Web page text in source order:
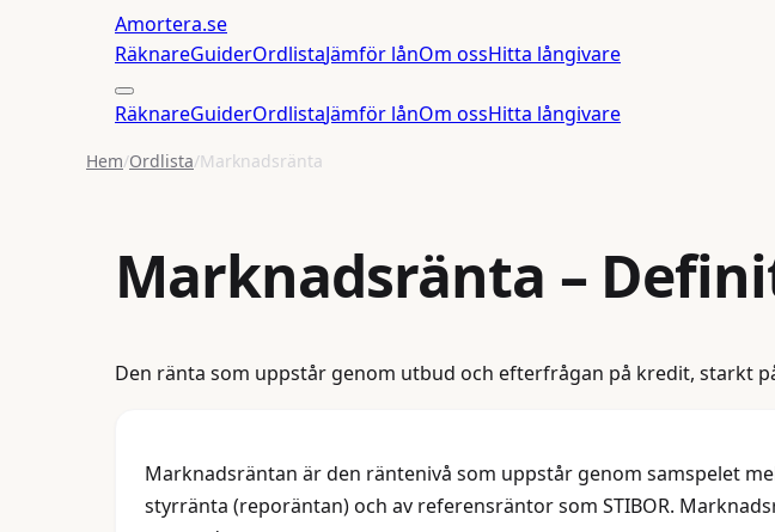
Amortera.se
RäknareGuiderOrdlistaJämför lånOm ossHitta långivare
RäknareGuiderOrdlistaJämför lånOm ossHitta långivare
Hem/Ordlista/Marknadsränta
Marknadsränta –
Den ränta som uppstår genom utbud och efterfrågan på kredit, starkt
Marknadsräntan är den räntenivå som uppstår genom samspelet
styrränta (reporäntan) och av referensräntor som STIBOR.